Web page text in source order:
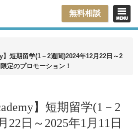
無料相談
】短期留学(1－2週間)2024年12月22日～2
定のプロモーション！
】短期留学(1－2
22日～2025年1月11日